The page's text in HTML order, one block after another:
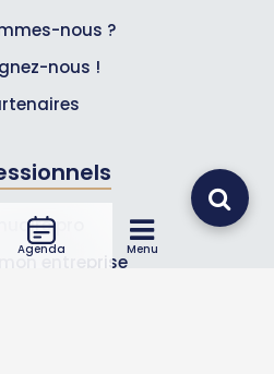
Agenda Menu
nous ?
nous !
pro
mon entreprise